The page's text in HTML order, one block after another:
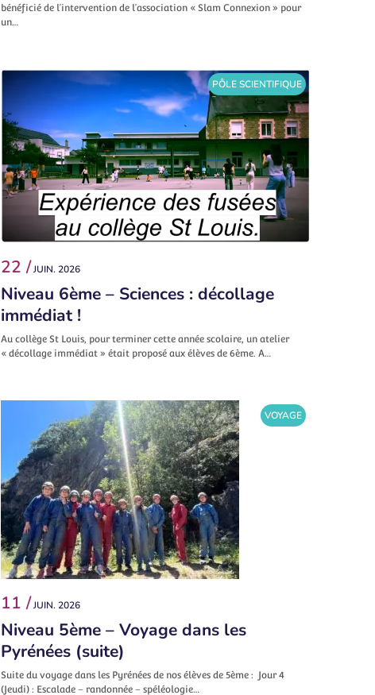
bénéficié de l’intervention de l’association « Slam Connexion » pour
un…
PÔLE SCIENTIFIQUE
22 /JUIN. 2026
Niveau 6ème – Sciences : décollage
immédiat !
Au collège St Louis, pour terminer cette année scolaire, un atelier
« décollage immédiat » était proposé aux élèves de 6ème. A…
VOYAGE
11 /JUIN. 2026
Niveau 5ème – Voyage dans les
Pyrénées (suite)
Suite du voyage dans les Pyrénées de nos élèves de 5ème : Jour 4
(Jeudi) : Escalade – randonnée – spéléologie…